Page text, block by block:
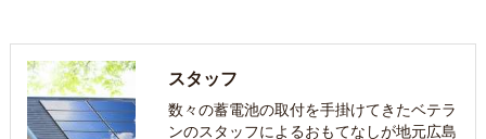
スタッフ
数々の蓄電池の取付を手掛けてきたベテラ
ンのスタッフによるおもてなしが地元広島